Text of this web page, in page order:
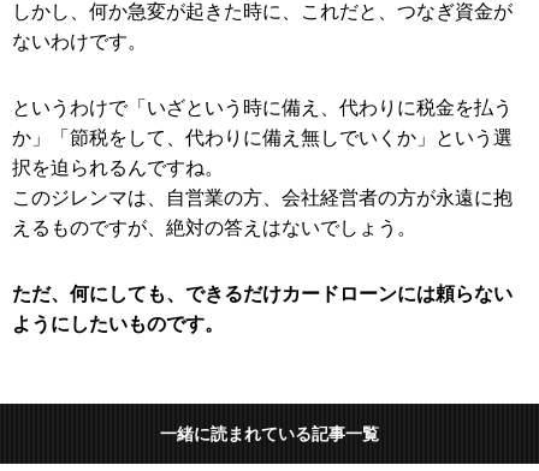
しかし、何か急変が起きた時に、これだと、つなぎ資金が
ないわけです。
というわけで「いざという時に備え、代わりに税金を払う
か」「節税をして、代わりに備え無しでいくか」という選
択を迫られるんですね。
このジレンマは、自営業の方、会社経営者の方が永遠に抱
えるものですが、絶対の答えはないでしょう。
ただ、何にしても、できるだけカードローンには頼らない
ようにしたいものです。
一緒に読まれている記事一覧